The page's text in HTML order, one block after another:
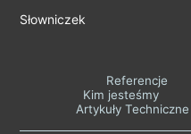
Słowniczek
Referencje
Kim jesteśmy
Artykuły Techniczne